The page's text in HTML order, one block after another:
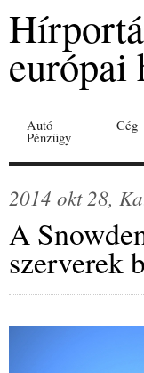
európai
Autó Cég
Pénzügy
2014 okt 28,
A
szerverek